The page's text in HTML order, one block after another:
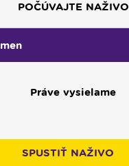
POČÚVAJTE NAŽIVO
Práve vysielame
SPUSTIŤ NAŽIVO